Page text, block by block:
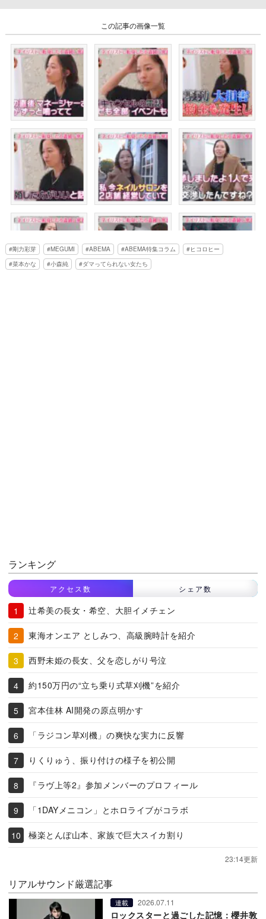
この記事の画像一覧
剛力彩芽 MEGUMI ABEMA ABEMA特集コラム
ヒコロヒー
菜本かな
小森純 ダマってられない女たち
ランキング
アクセス数 シェア数
辻希美の長女・希空、大胆イメチェン
東海オンエア としみつ、高級腕時計を紹介
西野未姫の長女、父を恋しがり号泣
約150万円の“立ち乗り式草刈機”を紹介
宮本佳林 AI開発の原点明かす
「ラジコン草刈機」の爽快な実力に反響
りくりゅう、振り付けの様子を初公開
『ラヴ上等2』参加メンバーのプロフィール
「1DAYメニコン」とホロライブがコラボ
極楽とんぼ山本、家族で巨大スイカ割り
23:14更新
リアルサウンド厳選記事
連載 2026.07.11
ロックスターと過ごした記憶：櫻井敦